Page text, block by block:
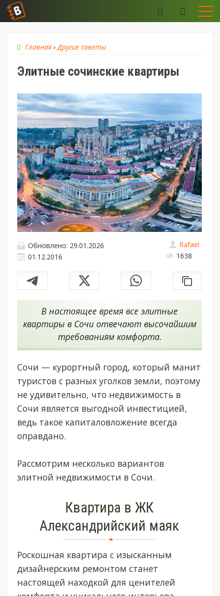
Главная ›Другие советы
Элитные сочинские квартиры
Rafael
Обновлено: 29.01.2026
01.12.2016
1638
В настоящее время все элитные
квартиры в Сочи отвечают высочайшим
требованиям комфорта.
Сочи — курортный город, который манит
туристов с разных уголков земли, поэтому
не удивительно, что недвижимость в
Сочи является выгодной инвестицией,
ведь такое капиталовложение всегда
оправдано.
Рассмотрим несколько вариантов
элитной недвижимости в Сочи.
Квартира в ЖК
Александрийский маяк
Роскошная квартира с изысканным
дизайнерским ремонтом станет
настоящей находкой для ценителей